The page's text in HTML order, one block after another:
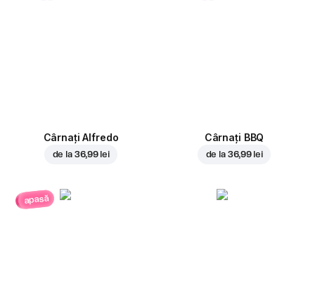
Cârnați Alfredo
de la 36,99 lei
Cârnați BBQ
de la 36,99 lei
apasă